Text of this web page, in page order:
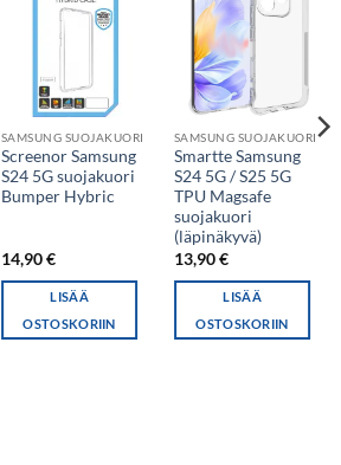
SAMSUNG SUOJAKUORI
Screenor Samsung
S24 5G suojakuori
Bumper Hybric
14,90€
LISÄÄ
OSTOSKORIIN
SAMSUNG SUOJAKUORI
Smartte Samsung
S24 5G / S25 5G
TPU Magsafe
suojakuori
(läpinäkyvä)
13,90€
LISÄÄ
OSTOSKORIIN